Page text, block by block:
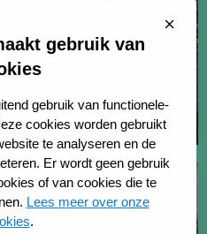
gebruik van
gebruik van functionele-
cookies worden gebruikt
te analyseren en de
Er wordt geen gebruik
of van cookies die te
Lees meer over onze
.
Sluit
geven identiteit
impuls